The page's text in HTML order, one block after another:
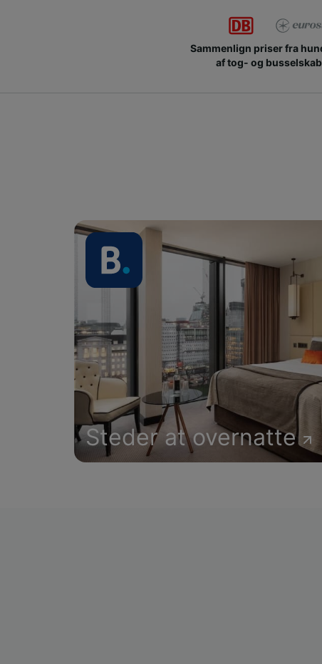
Sammenlign priser fra
af tog- og
Steder at overnatte